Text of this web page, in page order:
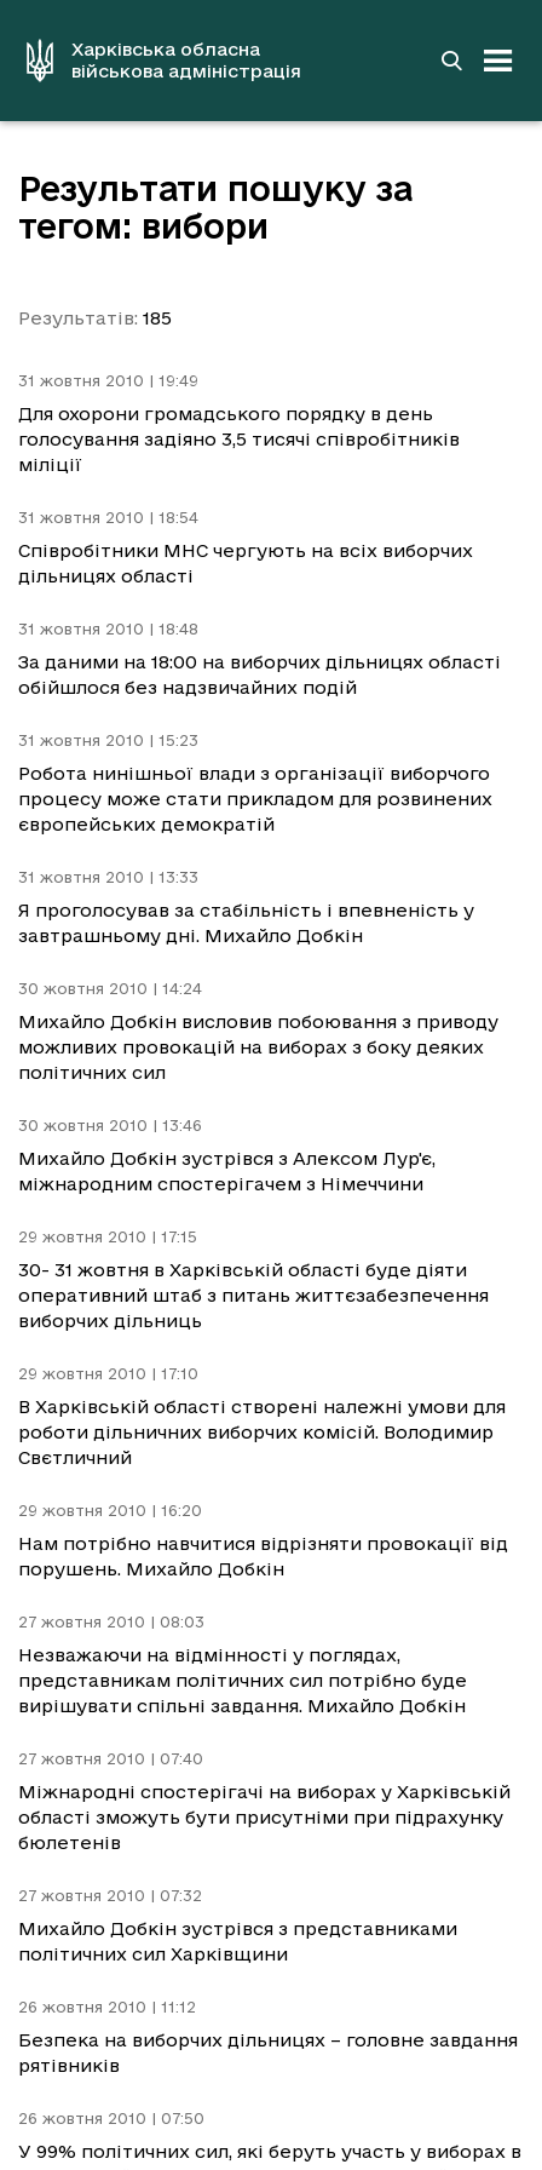
вмістуХарківська обласна
військова адміністрація
Результати пошуку за
тегом: вибори
Результатів: 185
31 жовтня 2010 | 19:49
Для охорони громадського порядку в день
голосування задіяно 3,5 тисячі співробітників
міліції
31 жовтня 2010 | 18:54
Співробітники МНС чергують на всіх виборчих
дільницях області
31 жовтня 2010 | 18:48
За даними на 18:00 на виборчих дільницях області
обійшлося без надзвичайних подій
31 жовтня 2010 | 15:23
Робота нинішньої влади з організації виборчого
процесу може стати прикладом для розвинених
європейських демократій
31 жовтня 2010 | 13:33
Я проголосував за стабільність і впевненість у
завтрашньому дні. Михайло Добкін
30 жовтня 2010 | 14:24
Михайло Добкін висловив побоювання з приводу
можливих провокацій на виборах з боку деяких
політичних сил
30 жовтня 2010 | 13:46
Михайло Добкін зустрівся з Алексом Лур'є,
міжнародним спостерігачем з Німеччини
29 жовтня 2010 | 17:15
30- 31 жовтня в Харківській області буде діяти
оперативний штаб з питань життєзабезпечення
виборчих дільниць
29 жовтня 2010 | 17:10
В Харківській області створені належні умови для
роботи дільничних виборчих комісій. Володимир
Свєтличний
29 жовтня 2010 | 16:20
Нам потрібно навчитися відрізняти провокації від
порушень. Михайло Добкін
27 жовтня 2010 | 08:03
Незважаючи на відмінності у поглядах,
представникам політичних сил потрібно буде
вирішувати спільні завдання. Михайло Добкін
27 жовтня 2010 | 07:40
Міжнародні спостерігачі на виборах у Харківській
області зможуть бути присутніми при підрахунку
бюлетенів
27 жовтня 2010 | 07:32
Михайло Добкін зустрівся з представниками
політичних сил Харківщини
26 жовтня 2010 | 11:12
Безпека на виборчих дільницях – головне завдання
рятівників
26 жовтня 2010 | 07:50
У 99% політичних сил, які беруть участь у виборах в